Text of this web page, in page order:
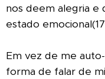
nos deem alegria e
estado
Em vez de me
forma de falar de